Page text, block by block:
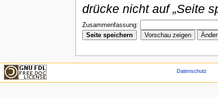
drücke nicht auf „Seite
Zusammenfassung:
Datenschutz